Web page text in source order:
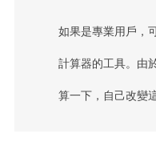
如果是專業用戶，
計算器的工具。由
算一下，自己改變